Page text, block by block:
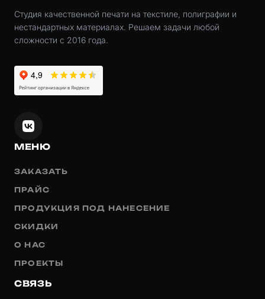
Студия качественной печати на текстиле, полиграфии и
нестандартных материалах. Решаем задачи любой
сложности с 2016 года.
МЕНЮ
ЗАКАЗАТЬ
ПРАЙС
ПРОДУКЦИЯ ПОД НАНЕСЕНИЕ
СКИДКИ
О НАС
ПРОЕКТЫ
СВЯЗЬ